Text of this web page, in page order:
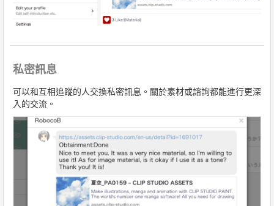
私密訊息
可以和互相追蹤的人交換私密訊息。關於素材或諮詢都能進行更深
入的交流。